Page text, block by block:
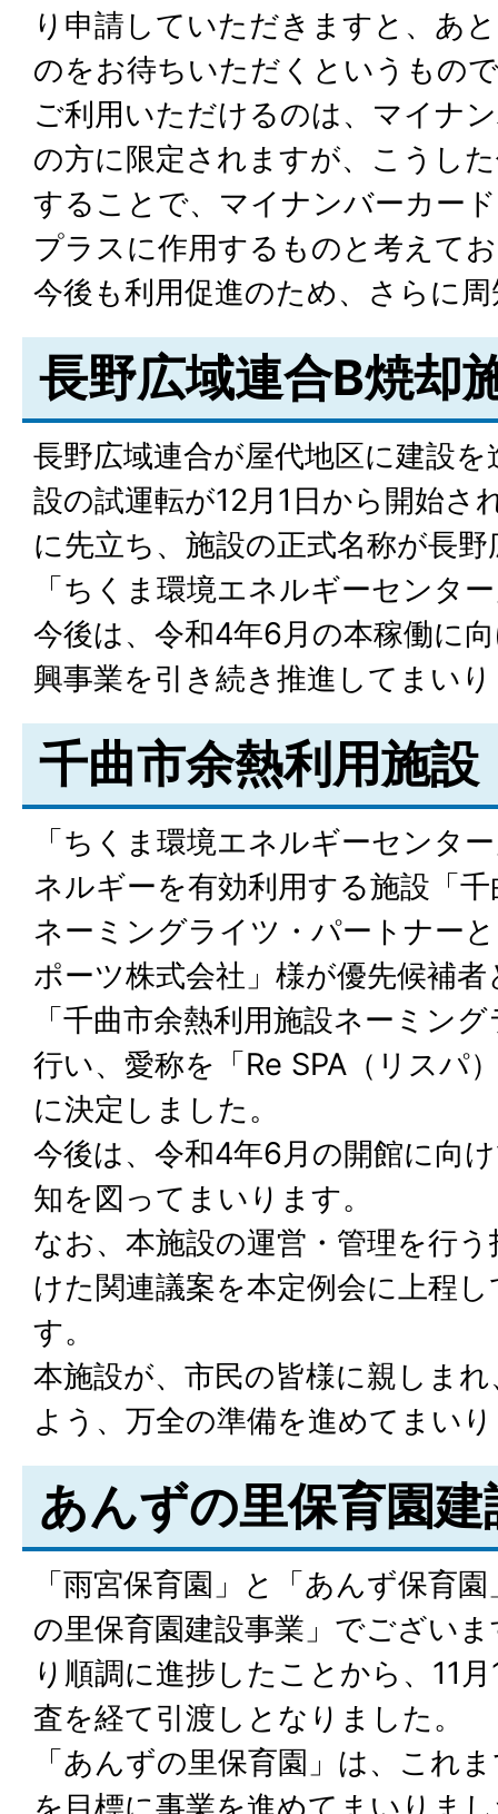
り申請していただきますと、あ
のをお待ちいただくというもの
ご利用いただけるのは、マイナ
の方に限定されますが、こうし
することで、マイナンバーカー
プラスに作用するものと考えて
今後も利用促進のため、さらに
長野広域連合B焼却
長野広域連合が屋代地区に建設
設の試運転が12月1日から開始さ
に先立ち、施設の正式名称が長
「ちくま環境エネルギーセンタ
今後は、令和4年6月の本稼働に
興事業を引き続き推進してまい
千曲市余熱利用施設
「ちくま環境エネルギーセンタ
ネルギーを有効利用する施設「
ネーミングライツ・パートナー
ポーツ株式会社」様が優先候補
「千曲市余熱利用施設ネーミン
行い、愛称を「Re SPA（リスパ
に決定しました。
今後は、令和4年6月の開館に向
知を図ってまいります。
なお、本施設の運営・管理を行
けた関連議案を本定例会に上程
す。
本施設が、市民の皆様に親しま
よう、万全の準備を進めてまい
あんずの里保育園建
「雨宮保育園」と「あんず保育
の里保育園建設事業」でござい
り順調に進捗したことから、11
査を経て引渡しとなりました。
「あんずの里保育園」は、これ